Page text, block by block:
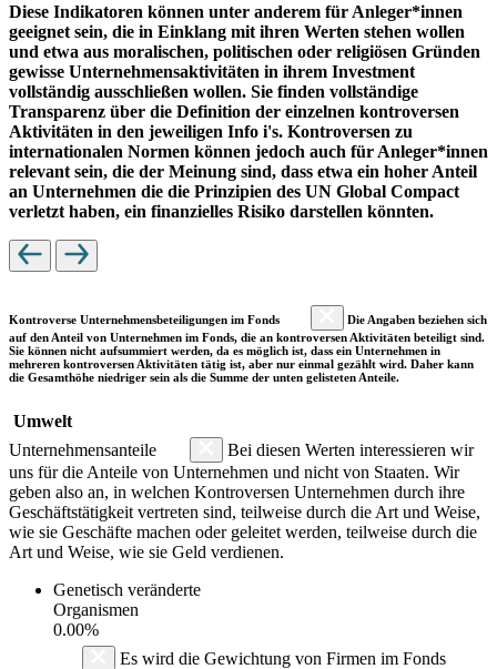
Diese Indikatoren können unter anderem für Anleger*innen
geeignet sein, die in Einklang mit ihren Werten stehen wollen
und etwa aus moralischen, politischen oder religiösen Gründen
gewisse Unternehmensaktivitäten in ihrem Investment
vollständig ausschließen wollen. Sie finden vollständige
Transparenz über die Definition der einzelnen kontroversen
Aktivitäten in den jeweiligen Info i's. Kontroversen zu
internationalen Normen können jedoch auch für Anleger*innen
relevant sein, die der Meinung sind, dass etwa ein hoher Anteil
an Unternehmen die die Prinzipien des UN Global Compact
verletzt haben, ein finanzielles Risiko darstellen könnten.
Kontroverse Unternehmensbeteiligungen im Fonds
Die Angaben beziehen sich
auf den Anteil von Unternehmen im Fonds, die an kontroversen Aktivitäten beteiligt sind.
Sie können nicht aufsummiert werden, da es möglich ist, dass ein Unternehmen in
mehreren kontroversen Aktivitäten tätig ist, aber nur einmal gezählt wird. Daher kann
die Gesamthöhe niedriger sein als die Summe der unten gelisteten Anteile.
Umwelt
Unternehmensanteile
Bei diesen Werten interessieren wir
uns für die Anteile von Unternehmen und nicht von Staaten. Wir
geben also an, in welchen Kontroversen Unternehmen durch ihre
Geschäftstätigkeit vertreten sind, teilweise durch die Art und Weise,
wie sie Geschäfte machen oder geleitet werden, teilweise durch die
Art und Weise, wie sie Geld verdienen.
Genetisch veränderte
Organismen
0.00%
Es wird die Gewichtung von Firmen im Fonds